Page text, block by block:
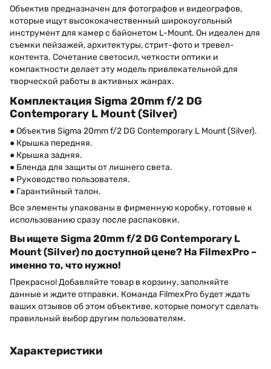
Объектив предназначен для фотографов и видеографов,
которые ищут высококачественный широкоугольный
инструмент для камер с байонетом L-Mount. Он идеален для
съемки пейзажей, архитектуры, стрит-фото и тревел-
контента. Сочетание светосил, четкости оптики и
компактности делает эту модель привлекательной для
творческой работы в активных жанрах.
Комплектация Sigma 20mm f/2 DG
Contemporary L Mount (Silver)
● Объектив Sigma 20mm f/2 DG Contemporary L Mount (Silver).
● Крышка передняя.
● Крышка задняя.
● Бленда для защиты от лишнего света.
● Руководство пользователя.
● Гарантийный талон.
Все элементы упакованы в фирменную коробку, готовые к
использованию сразу после распаковки.
Вы ищете Sigma 20mm f/2 DG Contemporary L
Mount (Silver) по доступной цене? На FilmexPro –
именно то, что нужно!
Прекрасно! Добавляйте товар в корзину, заполняйте
данные и ждите отправки. Команда FilmexPro будет ждать
ваших отзывов об этом объективе, которые помогут сделать
правильный выбор другим пользователям.
Характеристики